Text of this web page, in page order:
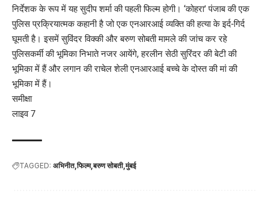
निर्देशक के रूप में यह सुदीप शर्मा की पहली फिल्म होगी। ‘कोहरा’ पंजाब की एक
पुलिस प्रक्रियात्मक कहानी है जो एक एनआरआई व्यक्ति की हत्या के इर्द-गिर्द
घूमती है। इसमें सुविंदर विक्की और बरुण सोबती मामले की जांच कर रहे
पुलिसकर्मी की भूमिका निभाते नजर आयेंगे, हरलीन सेठी सुरिंदर की बेटी की
भूमिका में हैं और लगान की राचेल शेली एनआरआई बच्चे के दोस्त की मां की
भूमिका में हैं।
समीक्षा
लाइव 7
TAGGED: अभिनीत फिल्म बरुण सोबती मुंबई